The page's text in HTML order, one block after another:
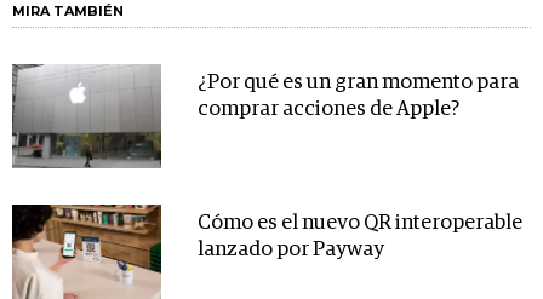
MIRA TAMBIÉN
¿Por qué es un gran momento para
comprar acciones de Apple?
Cómo es el nuevo QR interoperable
lanzado por Payway